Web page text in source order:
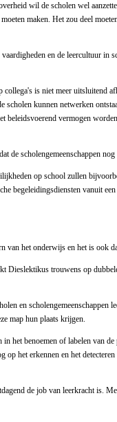
wil de scholen wel
maken. Het zou deel
en de leercultuur in
is niet meer uitsluitend
scholen kunnen netwerken
vermogen
scholengemeenschappen
op school zullen
begeleidingsdiensten vanuit
het onderwijs en het is ook
trouwens op
en scholengemeenschappen
map hun plaats krijgen.
het benoemen of labelen van
het erkennen en het
de job van leerkracht is.